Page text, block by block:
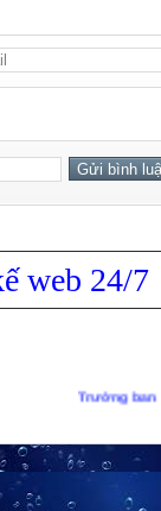
web 24/7
Trưởng ban biên